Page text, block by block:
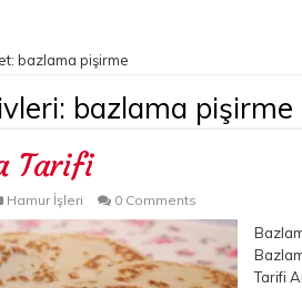
bazlama pişirme
bazlama pişirme
Tarifi
Hamur İşleri 0 Comments
Tarifi